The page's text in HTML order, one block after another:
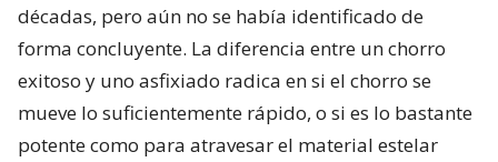
décadas, pero aún no se había identificado de
forma concluyente. La diferencia entre un chorro
exitoso y uno asfixiado radica en si el chorro se
mueve lo suficientemente rápido, o si es lo bastante
potente como para atravesar el material estelar